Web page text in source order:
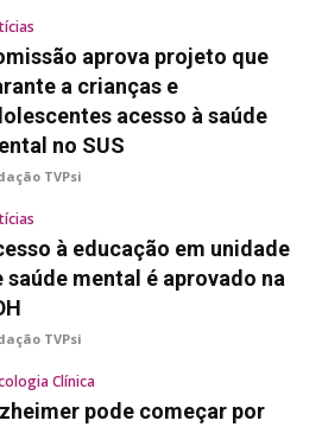
aprova projeto que
a crianças e
acesso à saúde
no SUS
TVPsi
à educação em unidade
saúde mental é aprovado na
TVPsi
Clínica
pode começar por